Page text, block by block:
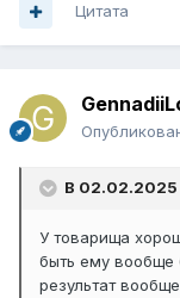
Цитата
В 02.02.2025
У товарища
быть ему
результат